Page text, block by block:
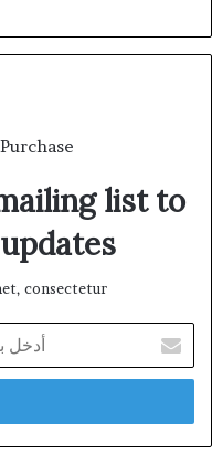
list to
consectetur.
بريدك
الإلكتروني